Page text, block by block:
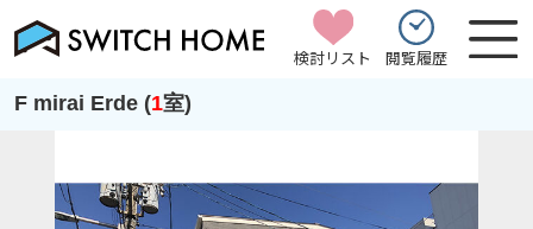
検討リスト 閲覧履歴
F mirai Erde (1室)